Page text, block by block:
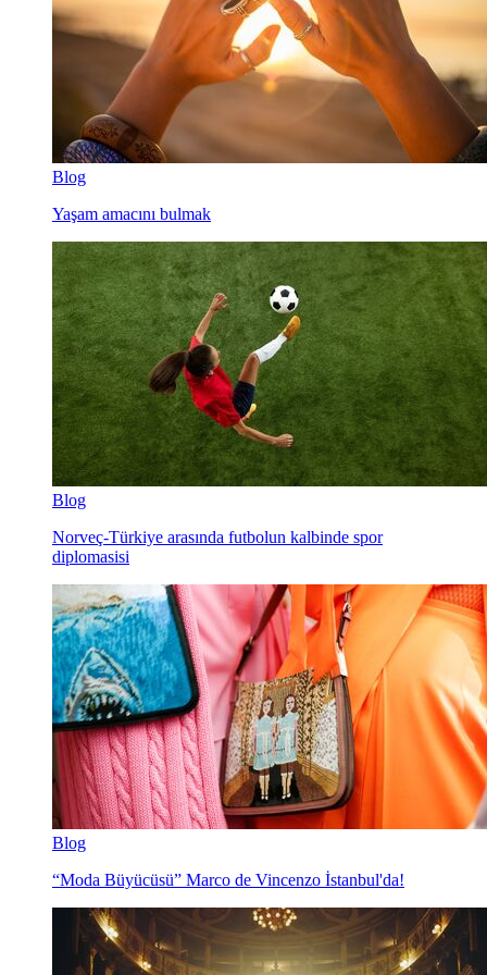
Blog
Yaşam amacını bulmak
Blog
Norveç-Türkiye arasında futbolun kalbinde spor
diplomasisi
Blog
“Moda Büyücüsü” Marco de Vincenzo İstanbul'da!